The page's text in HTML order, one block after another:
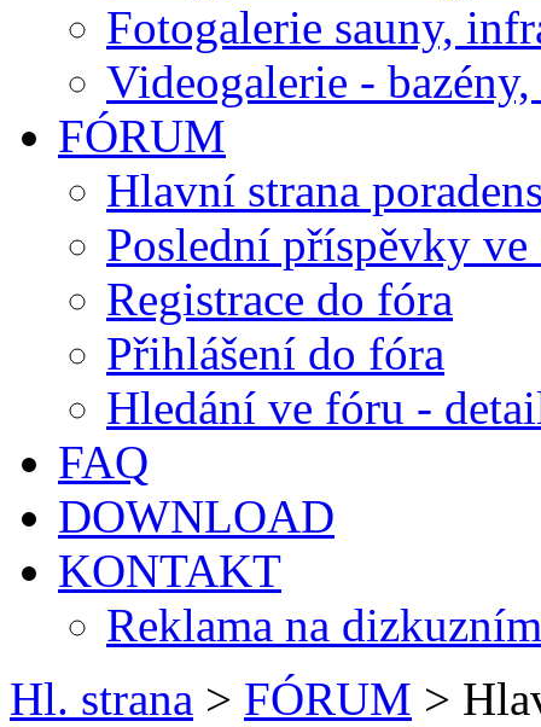
Fotogalerie sauny,
Videogalerie - bazény,
FÓRUM
Hlavní strana
Poslední příspěvky
Registrace do fóra
Přihlášení do fóra
Hledání ve fóru -
FAQ
DOWNLOAD
KONTAKT
Reklama na
Hl. strana > FÓRUM >